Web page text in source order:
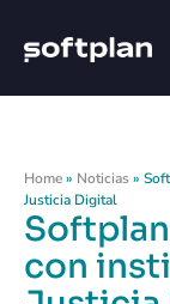
Home» Noticias»
Justicia Digital
con